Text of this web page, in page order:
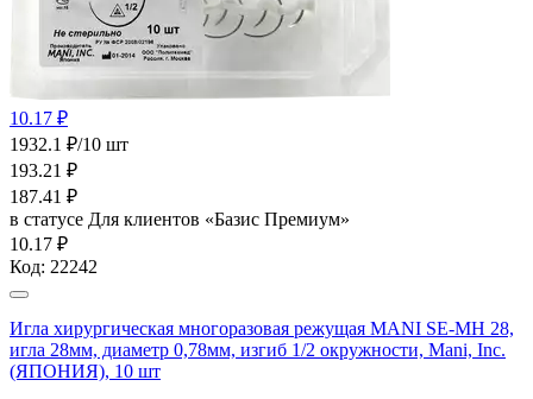
10.17 ₽
1932.1 ₽/10 шт
193.21 ₽
187.41 ₽
в статусе Для клиентов «Базис Премиум»
10.17 ₽
Код: 22242
Игла хирургическая многоразовая режущая MANI SE-MH 28,
игла 28мм, диаметр 0,78мм, изгиб 1/2 окружности, Mani, Inc.
(ЯПОНИЯ), 10 шт